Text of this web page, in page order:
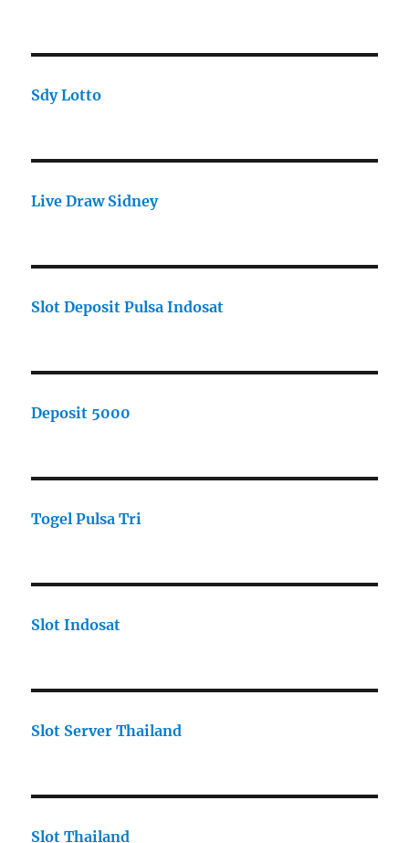
Sdy Lotto
Live Draw Sidney
Slot Deposit Pulsa Indosat
Deposit 5000
Togel Pulsa Tri
Slot Indosat
Slot Server Thailand
Slot Thailand